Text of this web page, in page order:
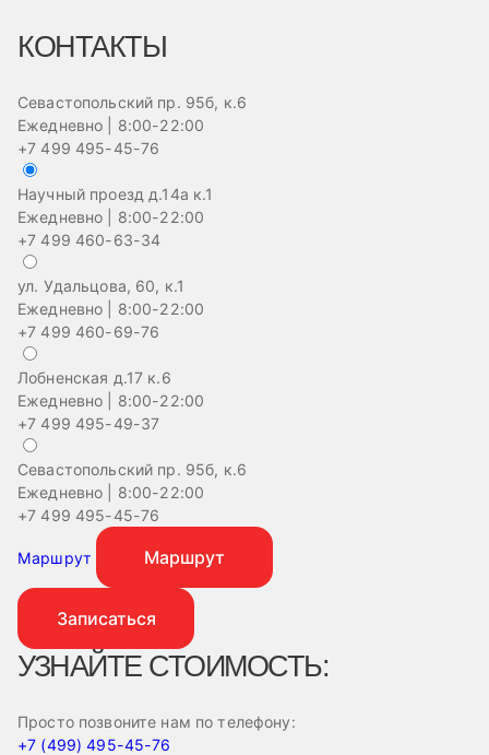
КОНТАКТЫ
Севастопольский пр. 95б, к.6
Ежедневно | 8:00-22:00
+7 499 495-45-76
Научный проезд д.14а к.1
Ежедневно | 8:00-22:00
+7 499 460-63-34
ул. Удальцова, 60, к.1
Ежедневно | 8:00-22:00
+7 499 460-69-76
Лобненская д.17 к.6
Ежедневно | 8:00-22:00
+7 499 495-49-37
Севастопольский пр. 95б, к.6
Ежедневно | 8:00-22:00
+7 499 495-45-76
Маршрут Маршрут
Записаться
УЗНАЙТЕ СТОИМОСТЬ:
Просто позвоните нам по телефону:
+7 (499) 495-45-76